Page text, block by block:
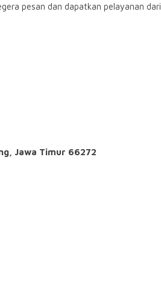
pesan dan dapatkan pelayanan dari
Jawa Timur 66272